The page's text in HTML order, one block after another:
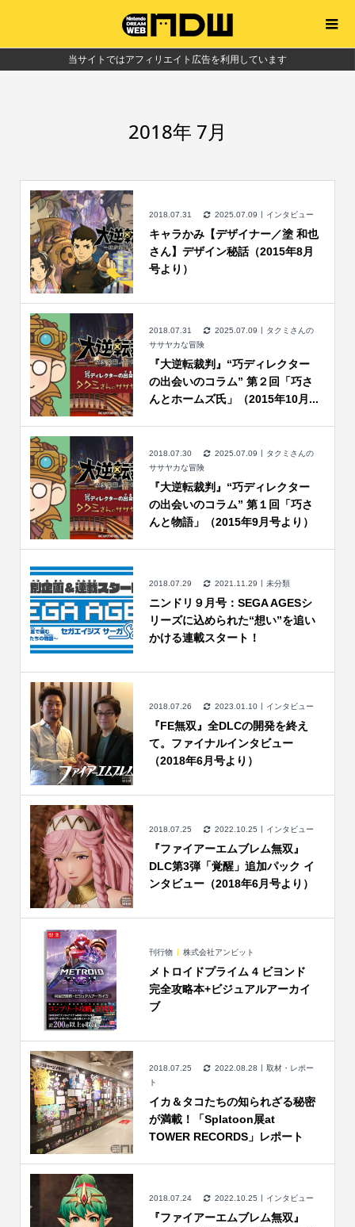
当サイトではアフィリエイト広告を利用しています
2018年 7月
2018.07.31 2025.07.09 インタビュー
キャラかみ【デザイナー／塗 和也
さん】デザイン秘話（2015年8月
号より）
2018.07.31 2025.07.09
タクミさんの
ササヤカな冒険
『大逆転裁判』“巧ディレクター
の出会いのコラム” 第２回「巧さ
んとホームズ氏」（2015年10月...
2018.07.30 2025.07.09
タクミさんの
ササヤカな冒険
『大逆転裁判』“巧ディレクター
の出会いのコラム” 第１回「巧さ
んと物語」（2015年9月号より）
2018.07.29 2021.11.29 未分類
ニンドリ９月号：SEGA AGESシ
リーズに込められた“想い”を追い
かける連載スタート！
2018.07.26 2023.01.10 インタビュー
『FE無双』全DLCの開発を終え
て。ファイナルインタビュー
（2018年6月号より）
2018.07.25 2022.10.25 インタビュー
『ファイアーエムブレム無双』
DLC第3弾「覚醒」追加パック イ
ンタビュー（2018年6月号より）
刊行物 株式会社アンビット
メトロイドプライム 4 ビヨンド
完全攻略本+ビジュアルアーカイ
ブ
2018.07.25 2022.08.28
取材・レポー
ト
イカ＆タコたちの知られざる秘密
が満載！「Splatoon展at
TOWER RECORDS」レポート
2018.07.24 2022.10.25 インタビュー
『ファイアーエムブレム無双』